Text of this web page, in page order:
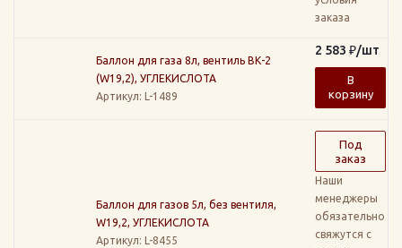
заказа
Баллон для газа 8л, вентиль ВК-2
(W19,2), УГЛЕКИСЛОТА
Артикул: L-1489
2 583 ₽/шт
В
корзину
Баллон для газов 5л, без вентиля,
W19,2, УГЛЕКИСЛОТА
Артикул: L-8455
Под
заказ
Наши
менеджеры
обязательно
свяжутся с